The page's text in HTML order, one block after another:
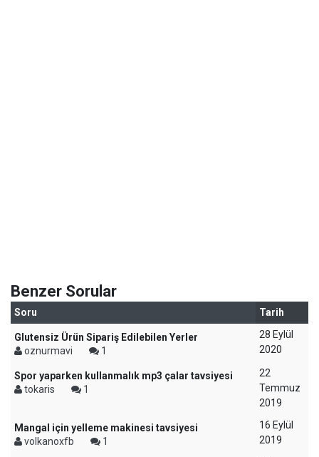
Benzer Sorular
Soru Tarih
Glutensiz Ürün Sipariş Edilebilen Yerler
oznurmavi
1
28 Eylül
2020
Spor yaparken kullanmalık mp3 çalar tavsiyesi
tokaris
1
22
Temmuz
2019
Mangal için yelleme makinesi tavsiyesi
volkanoxfb
1
16 Eylül
2019